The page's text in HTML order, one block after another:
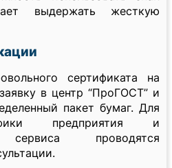
выдержать жесткую
сертификата на
в центр “ПроГОСТ” и
пакет бумаг. Для
предприятия и
сервиса проводятся